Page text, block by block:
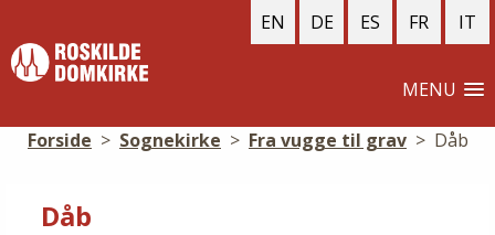
IT
FR
ES
DE
EN
MENU
Forside > Sognekirke > Fra vugge til grav > Dåb
Dåb